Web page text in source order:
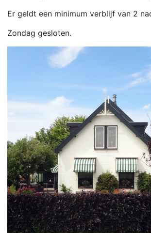
Er geldt een minimum verblijf van 2
Zondag gesloten.